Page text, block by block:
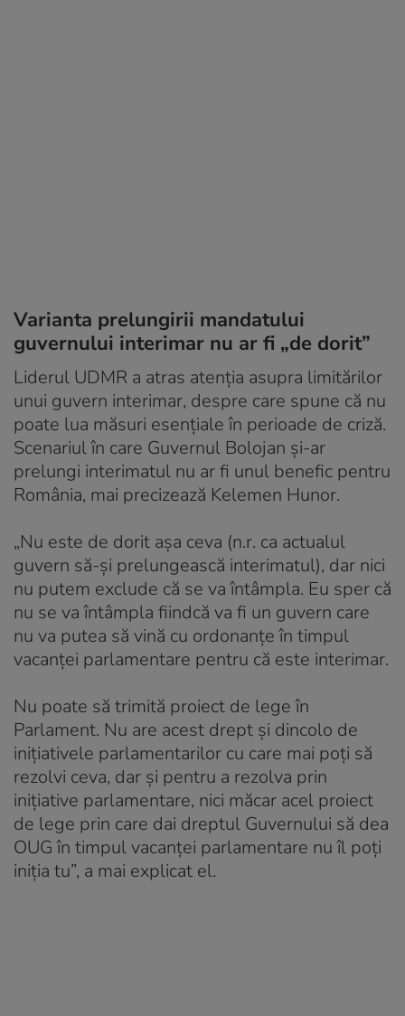
Varianta prelungirii mandatului
guvernului interimar nu ar fi „de dorit”
Liderul UDMR a atras atenția asupra limitărilor
unui guvern interimar, despre care spune că nu
poate lua măsuri esențiale în perioade de criză.
Scenariul în care Guvernul Bolojan și-ar
prelungi interimatul nu ar fi unul benefic pentru
România, mai precizează Kelemen Hunor.
„Nu este de dorit așa ceva (n.r. ca actualul
guvern să-și prelungească interimatul), dar nici
nu putem exclude că se va întâmpla. Eu sper că
nu se va întâmpla fiindcă va fi un guvern care
nu va putea să vină cu ordonanțe în timpul
vacanței parlamentare pentru că este interimar.
Nu poate să trimită proiect de lege în
Parlament. Nu are acest drept și dincolo de
inițiativele parlamentarilor cu care mai poți să
rezolvi ceva, dar și pentru a rezolva prin
inițiative parlamentare, nici măcar acel proiect
de lege prin care dai dreptul Guvernului să dea
OUG în timpul vacanței parlamentare nu îl poți
iniția tu”, a mai explicat el.